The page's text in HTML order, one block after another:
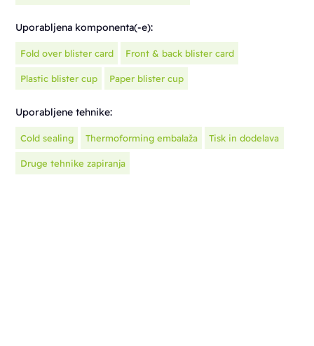
Uporabljena komponenta(-e):
Fold over blister card Front & back blister card
Plastic blister cup Paper blister cup
Uporabljene tehnike:
Cold sealing Thermoforming embalaža Tisk in dodelava
Druge tehnike zapiranja